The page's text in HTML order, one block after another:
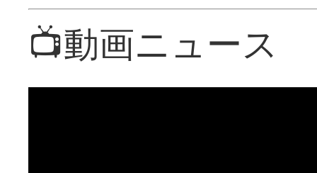
📺動画ニュース